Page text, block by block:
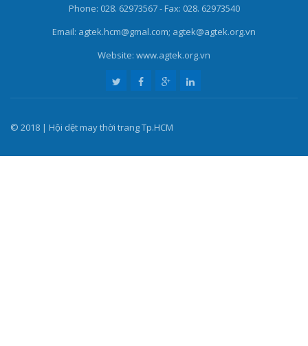
Phone: 028. 62973567 - Fax: 028. 62973540
Email: agtek.hcm@gmal.com; agtek@agtek.org.vn
Website: www.agtek.org.vn
© 2018 | Hội dệt may thời trang Tp.HCM